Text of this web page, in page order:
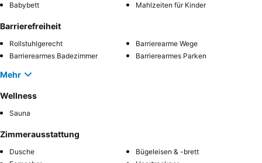
Babybett Mahlzeiten für Kinder
Barrierefreiheit
Rollstuhlgerecht
Barrierearme Wege
Barrierearmes Badezimmer
Barrierearmes Parken
Mehr
Wellness
Sauna
Zimmerausstattung
Dusche
Bügeleisen & -brett